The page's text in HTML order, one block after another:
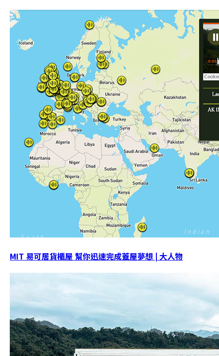
MIT 易可居貨櫃屋 幫你迅速完成蓋屋夢想 | 大人物